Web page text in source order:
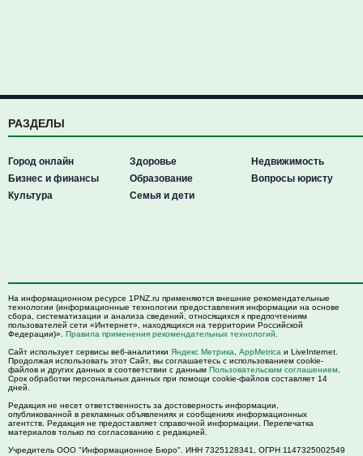
РАЗДЕЛЫ
Город онлайн
Бизнес и финансы
Культура
Здоровье
Образование
Семья и дети
Недвижимость
Вопросы юристу
На информационном ресурсе 1PNZ.ru применяются внешние рекомендательные
технологии (информационные технологии предоставления информации на основе
сбора, систематизации и анализа сведений, относящихся к предпочтениям
пользователей сети «Интернет», находящихся на территории Российской
Федерации)». Правила применения рекомендательных технологий
Сайт использует сервисы веб-аналитики Яндекс Метрика AppMetrica и LiveInternet.
Продолжая использовать этот Сайт, вы соглашаетесь с использованием cookie-
файлов и других данных в соответствии с данным Пользовательским соглашением
Срок обработки персональных данных при помощи cookie-файлов составляет 14
дней.
Редакция не несет ответственность за достоверность информации,
опубликованной в рекламных объявлениях и сообщениях информационных
агентств. Редакция не предоставляет справочной информации. Перепечатка
материалов только по согласованию с редакцией.
Учредитель ООО "Информационное Бюро". ИНН 7325128341, ОГРН 1147325002549